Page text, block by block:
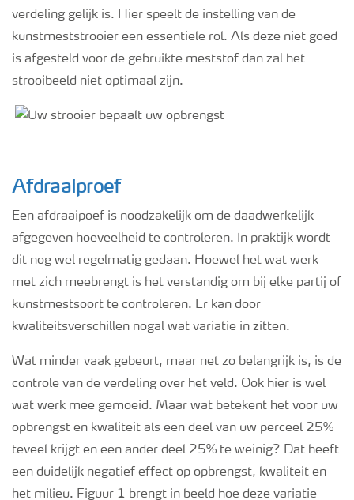
verdeling gelijk is. Hier speelt de instelling van de
kunstmeststrooier een essentiële rol. Als deze niet goed
is afgesteld voor de gebruikte meststof dan zal het
strooibeeld niet optimaal zijn.
Afdraaiproef
Een afdraaipoef is noodzakelijk om de daadwerkelijk
afgegeven hoeveelheid te controleren. In praktijk wordt
dit nog wel regelmatig gedaan. Hoewel het wat werk
met zich meebrengt is het verstandig om bij elke partij of
kunstmestsoort te controleren. Er kan door
kwaliteitsverschillen nogal wat variatie in zitten.
Wat minder vaak gebeurt, maar net zo belangrijk is, is de
controle van de verdeling over het veld. Ook hier is wel
wat werk mee gemoeid. Maar wat betekent het voor uw
opbrengst en kwaliteit als een deel van uw perceel 25%
teveel krijgt en een ander deel 25% te weinig? Dat heeft
een duidelijk negatief effect op opbrengst, kwaliteit en
het milieu. Figuur 1 brengt in beeld hoe deze variatie